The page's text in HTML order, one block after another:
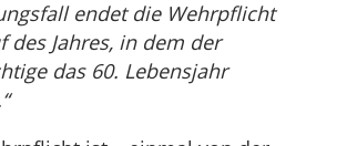
endet die Wehrpflicht
des Jahres, in dem der
das 60. Lebensjahr